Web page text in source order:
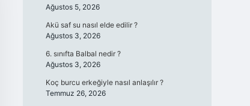
Ağustos 5, 2026
Akü saf su nasıl elde edilir ?
Ağustos 3, 2026
6. sınıfta Balbal nedir ?
Ağustos 3, 2026
Koç burcu erkeğiyle nasıl anlaşılır ?
Temmuz 26, 2026